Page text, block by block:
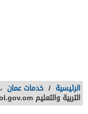
الرئيسية / خدمات عمان ،
التربية والتعليم pext-hrss.mol.gov.om